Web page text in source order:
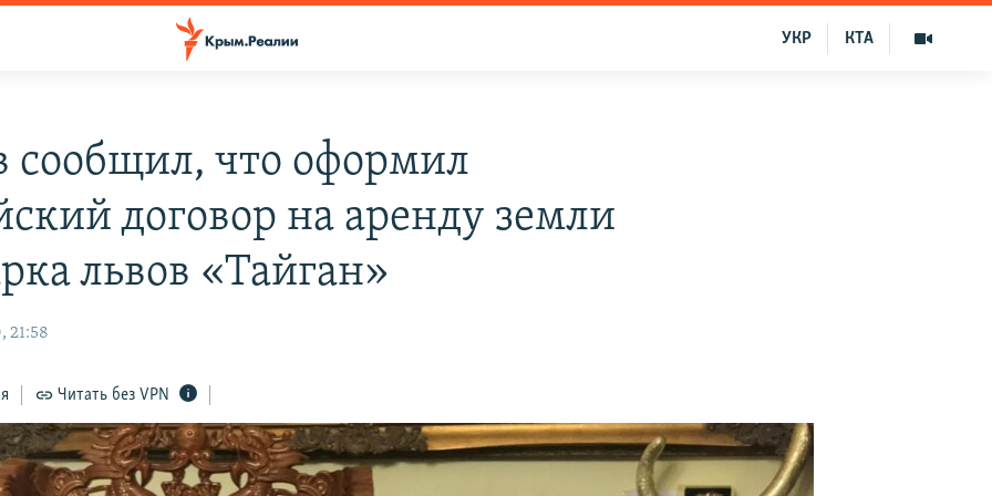
КТА
УКР
сообщил, что оформил
договор на аренду земли
львов «Тайган»
21:58
Читать без VPN